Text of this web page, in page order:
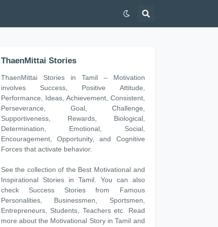
ThaenMittai Stories
ThaenMittai Stories in Tamil – Motivation
involves Success, Positive Attitude,
Performance, Ideas, Achievement, Consistent,
Perseverance, Goal, Challenge,
Supportiveness, Rewards, Biological,
Determination, Emotional, Social,
Encouragement, Opportunity, and Cognitive
Forces that activate behavior.
See the collection of the Best Motivational and
Inspirational Stories in Tamil. You can also
check Success Stories from Famous
Personalities, Businessmen, Sportsmen,
Entrepreneurs, Students, Teachers etc. Read
more about the Motivational Story in Tamil and